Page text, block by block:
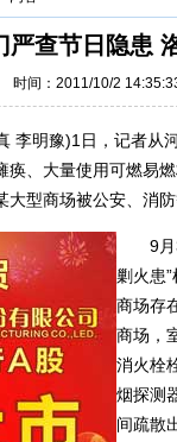
严查节日隐患
时间：2011/10/2
明豫)1日，记者从
痪、大量使用可燃易
型商场被公安、消
9月30
剿火患
商场存
商场，
消火栓
烟探测
间疏散